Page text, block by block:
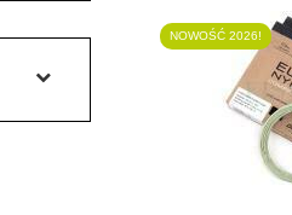
NOWOŚĆ 2026!
ZOBACZ